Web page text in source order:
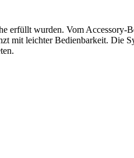
erfüllt wurden. Vom Accessory-
mit leichter Bedienbarkeit. Die